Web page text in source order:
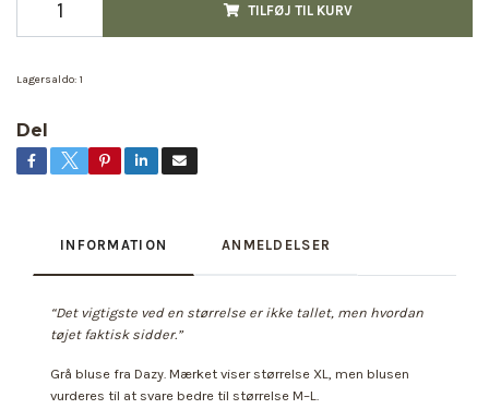
TILFØJ TIL KURV
Lagersaldo: 1
Del
INFORMATION ANMELDELSER
“Det vigtigste ved en størrelse er ikke tallet, men hvordan
tøjet faktisk sidder.”
Grå bluse fra Dazy. Mærket viser størrelse XL, men blusen
vurderes til at svare bedre til størrelse M–L.